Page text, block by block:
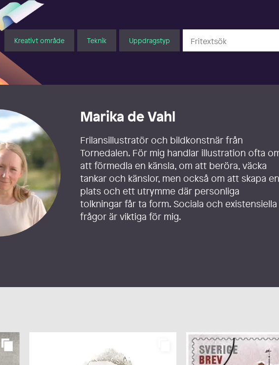
Kreativt område Teknik Uppdragstyp
Marika de Vahl
Frilansillustratör och bildkonstnär från
Tornedalen. För mig handlar illustration ofta
att förmedla en känsla, om att beröra, väcka
tankar och känslor, men också om att skapa en
plats och ett utrymme där personliga
tolkningar får ta form. Sociala och existensiella
frågor är viktiga för mig.